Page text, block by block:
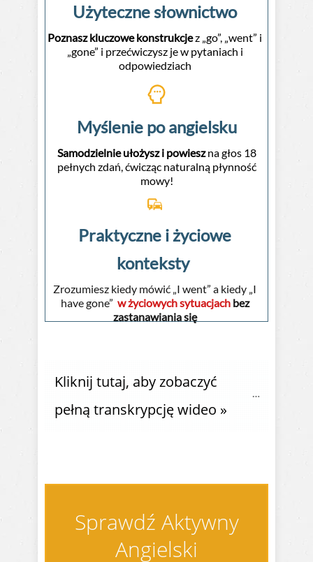
Użyteczne słownictwo
Poznasz kluczowe konstrukcjez „go”, „went” i
„gone” i przećwiczysz je w pytaniach i
odpowiedziach
Myślenie po angielsku
Samodzielnie ułożysz i powieszna głos 18
pełnych zdań, ćwicząc naturalną płynność
mowy!
Praktyczne i życiowe
konteksty
Zrozumiesz kiedy mówić „I went” a kiedy „I
have gone” w życiowych sytuacjach bez
zastanawiania się
Kliknij tutaj, aby zobaczyć
pełną transkrypcję wideo »
Sprawdź Aktywny
Angielski